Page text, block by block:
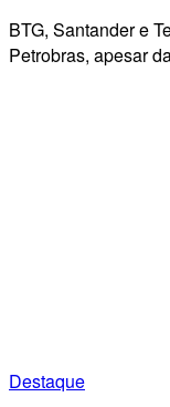
BTG, Santander e
Petrobras, apesar
Destaque